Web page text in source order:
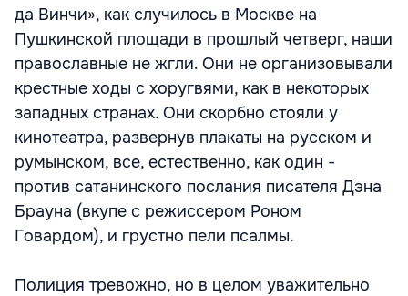
да Винчи», как случилось в Москве на
Пушкинской площади в прошлый четверг, наши
православные не жгли. Они не организовывали
крестные ходы с хоругвями, как в некоторых
западных странах. Они скорбно стояли у
кинотеатра, развернув плакаты на русском и
румынском, все, естественно, как один -
против сатанинского послания писателя Дэна
Брауна (вкупе с режиссером Роном
Говардом), и грустно пели псалмы.
Полиция тревожно, но в целом уважительно